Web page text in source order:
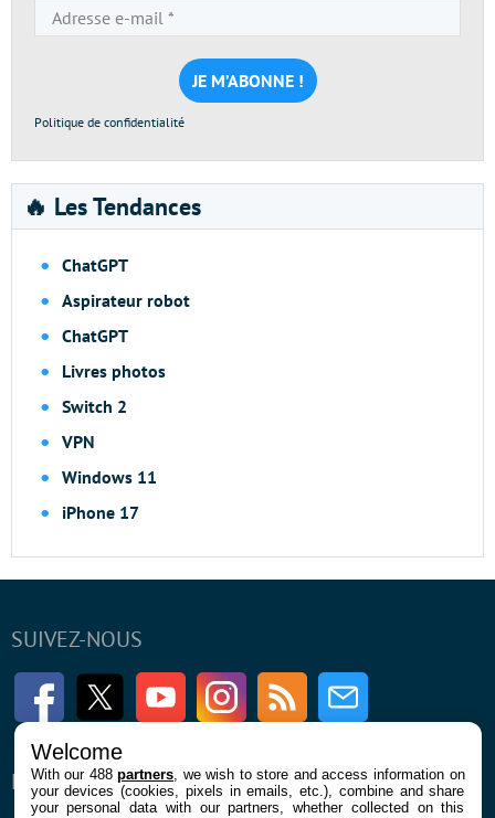
e-
mail
*
Politique de confidentialité
🔥 Les Tendances
ChatGPT
Aspirateur robot
ChatGPT
Livres photos
Switch 2
VPN
Windows 11
iPhone 17
SUIVEZ-NOUS
FacebookTwitter Youtube InstagramRSS Newsletter
ENTREPRISE À PROPOS
Welcome
With our 488partners , we wish to store and access information on
your devices (cookies, pixels in emails, etc.), combine and share
your personal data with our partners, whether collected on this